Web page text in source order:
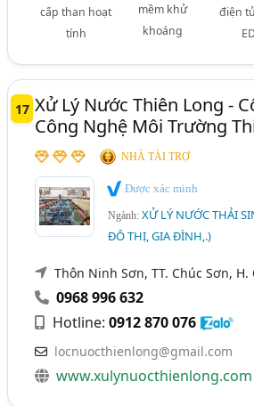
cấp than hoạt
tính
mềm khử
khoáng
điện
17 Xử Lý Nước Thiên Long -
Công Nghệ Môi Trường
NHÀ TÀI TRỢ
Được xác minh
Ngành:XỬ LÝ NƯỚC THẢI
ĐÔ THỊ, GIA ĐÌNH,.)
Thôn Ninh Sơn, TT. Chúc Sơn, H.
0968 996 632
Hotline:0912 870 076
locnuocthienlong@gmail.com
www.xulynuocthienlong.com